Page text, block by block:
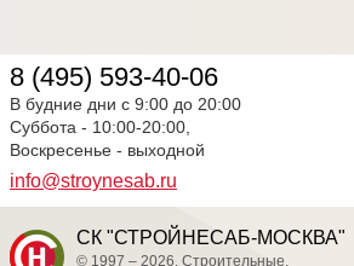
8 (495) 593-40-06
В будние дни с 9:00 до 20:00
Суббота - 10:00-20:00,
Воскресенье - выходной
info@stroynesab.ru
СК "СТРОЙНЕСАБ-МОСКВА"
© 1997 – 2026. Строительные,